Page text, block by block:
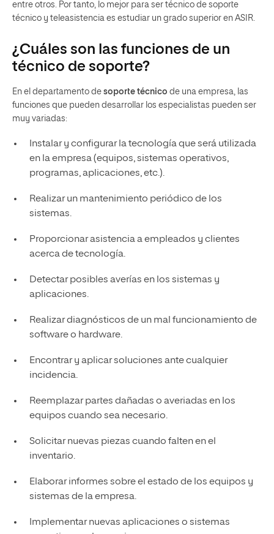
entre otros. Por tanto, lo mejor para ser técnico de soporte
técnico y teleasistencia es estudiar un grado superior en ASIR.
¿Cuáles son las funciones de un
técnico de soporte?
En el departamento de soporte técnico de una empresa, las
funciones que pueden desarrollar los especialistas pueden ser
muy variadas:
Instalar y configurar la tecnología que será utilizada
en la empresa (equipos, sistemas operativos,
programas, aplicaciones, etc.).
Realizar un mantenimiento periódico de los
sistemas.
Proporcionar asistencia a empleados y clientes
acerca de tecnología.
Detectar posibles averías en los sistemas y
aplicaciones.
Realizar diagnósticos de un mal funcionamiento de
software o hardware.
Encontrar y aplicar soluciones ante cualquier
incidencia.
Reemplazar partes dañadas o averiadas en los
equipos cuando sea necesario.
Solicitar nuevas piezas cuando falten en el
inventario.
Elaborar informes sobre el estado de los equipos y
sistemas de la empresa.
Implementar nuevas aplicaciones o sistemas